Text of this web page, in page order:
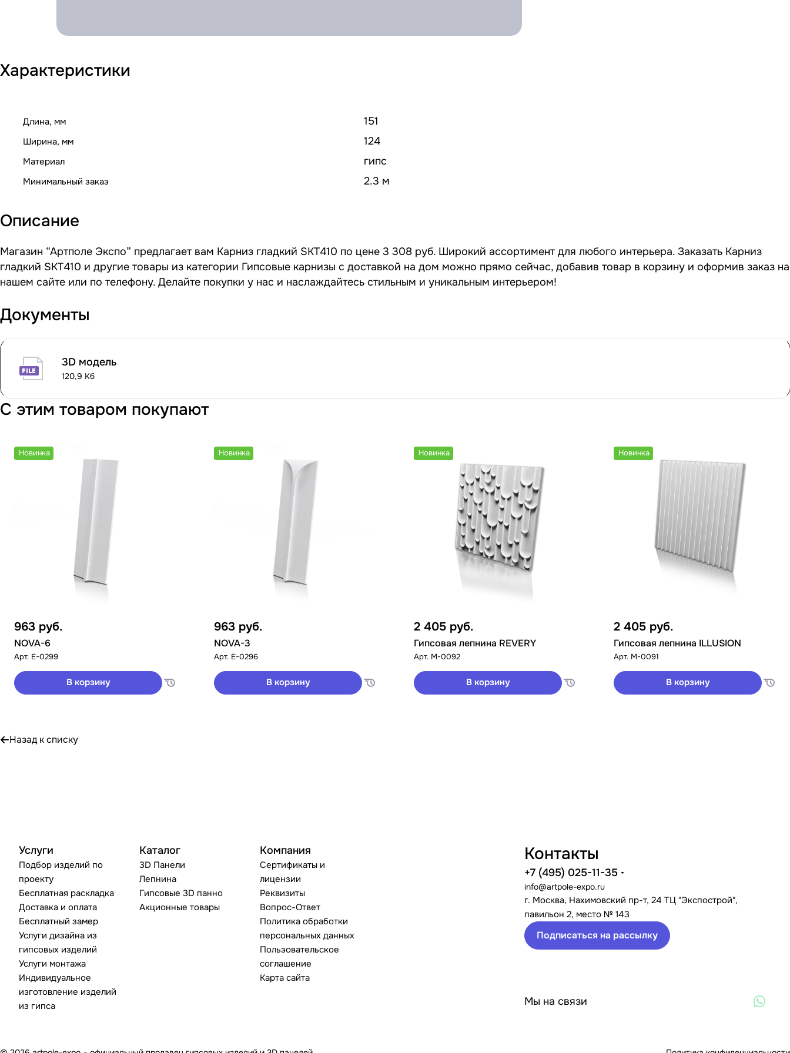
Характеристики
Длина, мм 151
Ширина, мм 124
Материал гипс
Минимальный заказ 2.3 м
Описание
Магазин “Артполе Экспо” предлагает вам Карниз гладкий SKT410 по цене 3 308 руб. Широкий ассортимент для любого интерьера. Заказать Карниз
гладкий SKT410 и другие товары из категории Гипсовые карнизы с доставкой на дом можно прямо сейчас, добавив товар в корзину и оформив заказ на
нашем сайте или по телефону. Делайте покупки у нас и наслаждайтесь стильным и уникальным интерьером!
Документы
3D модель
120,9 Кб
С этим товаром покупают
Новинка
963 руб.
NOVA-6
Арт. E-0299
В корзину
Новинка
963 руб.
NOVA-3
Арт. E-0296
В корзину
Новинка
2 405 руб.
Гипсовая лепнина REVERY
Арт. M-0092
В корзину
Новинка
2 405 руб.
Гипсовая лепнина ILLUSION
Арт. M-0091
В корзину
Назад к списку
Услуги
Подбор изделий по
проекту
Бесплатная раскладка
Доставка и оплата
Бесплатный замер
Услуги дизайна из
гипсовых изделий
Услуги монтажа
Индивидуальное
изготовление изделий
из гипса
Каталог
3D Панели
Лепнина
Гипсовые 3D панно
Акционные товары
Компания
Сертификаты и
лицензии
Реквизиты
Вопрос-Ответ
Политика обработки
персональных данных
Пользовательское
соглашение
Карта сайта
Контакты
+7 (495) 025-11-35
info@artpole-expo.ru
г. Москва, Нахимовский пр-т, 24 ТЦ "Экспострой",
павильон 2, место № 143
Подписаться на рассылку
Мы на связи